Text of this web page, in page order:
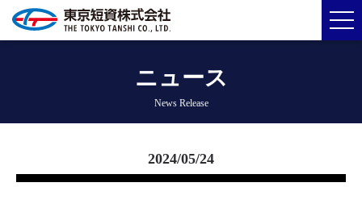
ニュース
News Release
2024/05/24